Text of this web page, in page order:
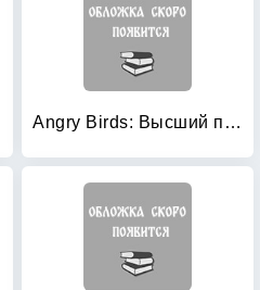
Angry Birds: Высший пилотаж. Суперраскраски с заданиями